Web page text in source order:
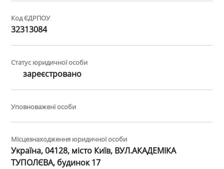
Код ЄДРПОУ
32313084
Статус юридичної особи
зареєстровано
Уповноважені особи
Місцезнаходження юридичної особи
Україна, 04128, місто Київ, ВУЛ.АКАДЕМІКА
ТУПОЛЄВА, будинок 17